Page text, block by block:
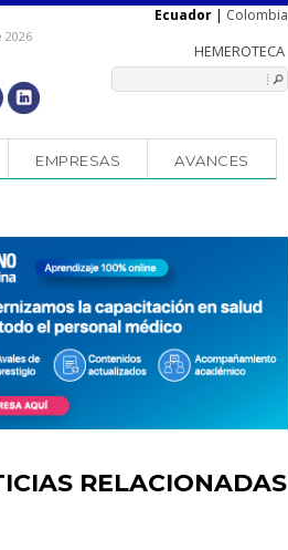
2026
Ecuador | Colombia
EMPRESAS AVANCES
RELACIONADAS